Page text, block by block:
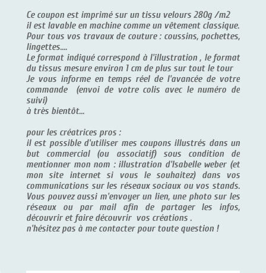
Ce coupon est imprimé sur un tissu velours 280g /m2
il est lavable en machine comme un vêtement classique.
Pour tous vos travaux de couture : coussins, pochettes,
lingettes....
Le format indiqué correspond à l'illustration , le format
du tissus mesure environ 1 cm de plus sur tout le tour
Je vous informe en temps réel de l'avancée de votre
commande (envoi de votre colis avec le numéro de
suivi)
à très bientôt...
pour les créatrices pros :
il est possible d'utiliser mes coupons illustrés dans un
but commercial (ou associatif) sous condition de
mentionner mon nom : illustration d'Isabelle weber (et
mon site internet si vous le souhaitez) dans vos
communications sur les réseaux sociaux ou vos stands.
Vous pouvez aussi m'envoyer un lien, une photo sur les
réseaux ou par mail afin de partager les infos,
découvrir et faire découvrir vos créations .
n'hésitez pas à me contacter pour toute question !